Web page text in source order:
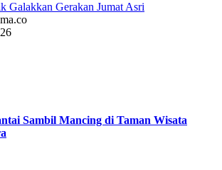
Galakkan Gerakan Jumat Asri
Sambil Mancing di Taman Wisata